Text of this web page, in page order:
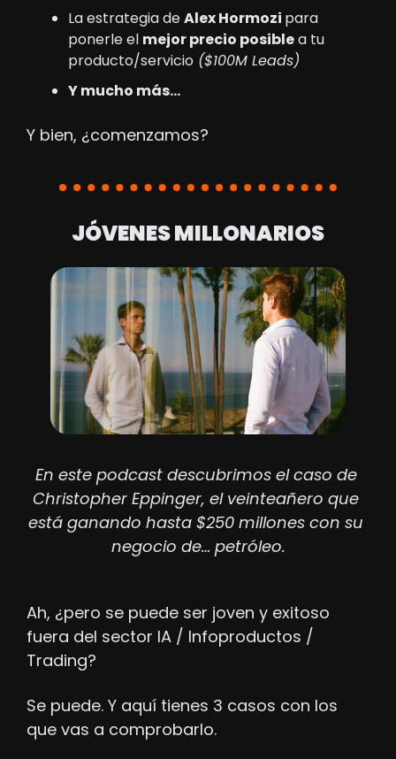
La estrategia de Alex Hormozi para
ponerle el mejor precio posible a tu
producto/servicio ($100M Leads)
Y mucho más…
Y bien, ¿comenzamos?
JÓVENES MILLONARIOS
En este podcast descubrimos el caso de
Christopher Eppinger, el veinteañero que
está ganando hasta $250 millones con su
negocio de… petróleo.
Ah, ¿pero se puede ser joven y exitoso
fuera del sector IA / Infoproductos /
Trading?
Se puede. Y aquí tienes 3 casos con los
que vas a comprobarlo.